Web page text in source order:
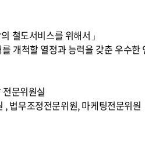
철도서비스를 위해서」
개척할 열정과 능력을 갖춘 우수한
문위원실
, 법무조정전문위원, 마케팅전문위원